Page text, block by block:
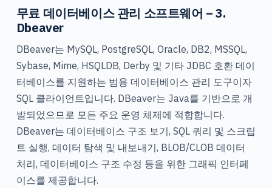
무료 데이터베이스 관리 소프트웨어 – 3.
Dbeaver
DBeaver는 MySQL, PostgreSQL, Oracle, DB2, MSSQL,
Sybase, Mime, HSQLDB, Derby 및 기타 JDBC 호환 데이
터베이스를 지원하는 범용 데이터베이스 관리 도구이자
SQL 클라이언트입니다. DBeaver는 Java를 기반으로 개
발되었으므로 모든 주요 운영 체제에 적합합니다.
DBeaver는 데이터베이스 구조 보기, SQL 쿼리 및 스크립
트 실행, 데이터 탐색 및 내보내기, BLOB/CLOB 데이터
처리, 데이터베이스 구조 수정 등을 위한 그래픽 인터페
이스를 제공합니다.